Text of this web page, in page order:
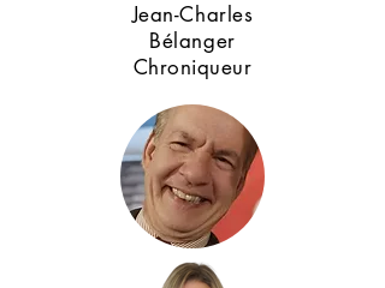
Jean-Charles
Bélanger
Chroniqueur